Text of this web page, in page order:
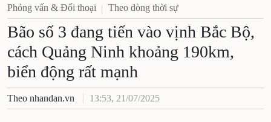
Phỏng vấn & Đối thoại Theo dòng thời sự
Bão số 3 đang tiến vào vịnh Bắc Bộ,
cách Quảng Ninh khoảng 190km,
biển động rất mạnh
Theo nhandan.vn 13:53, 21/07/2025